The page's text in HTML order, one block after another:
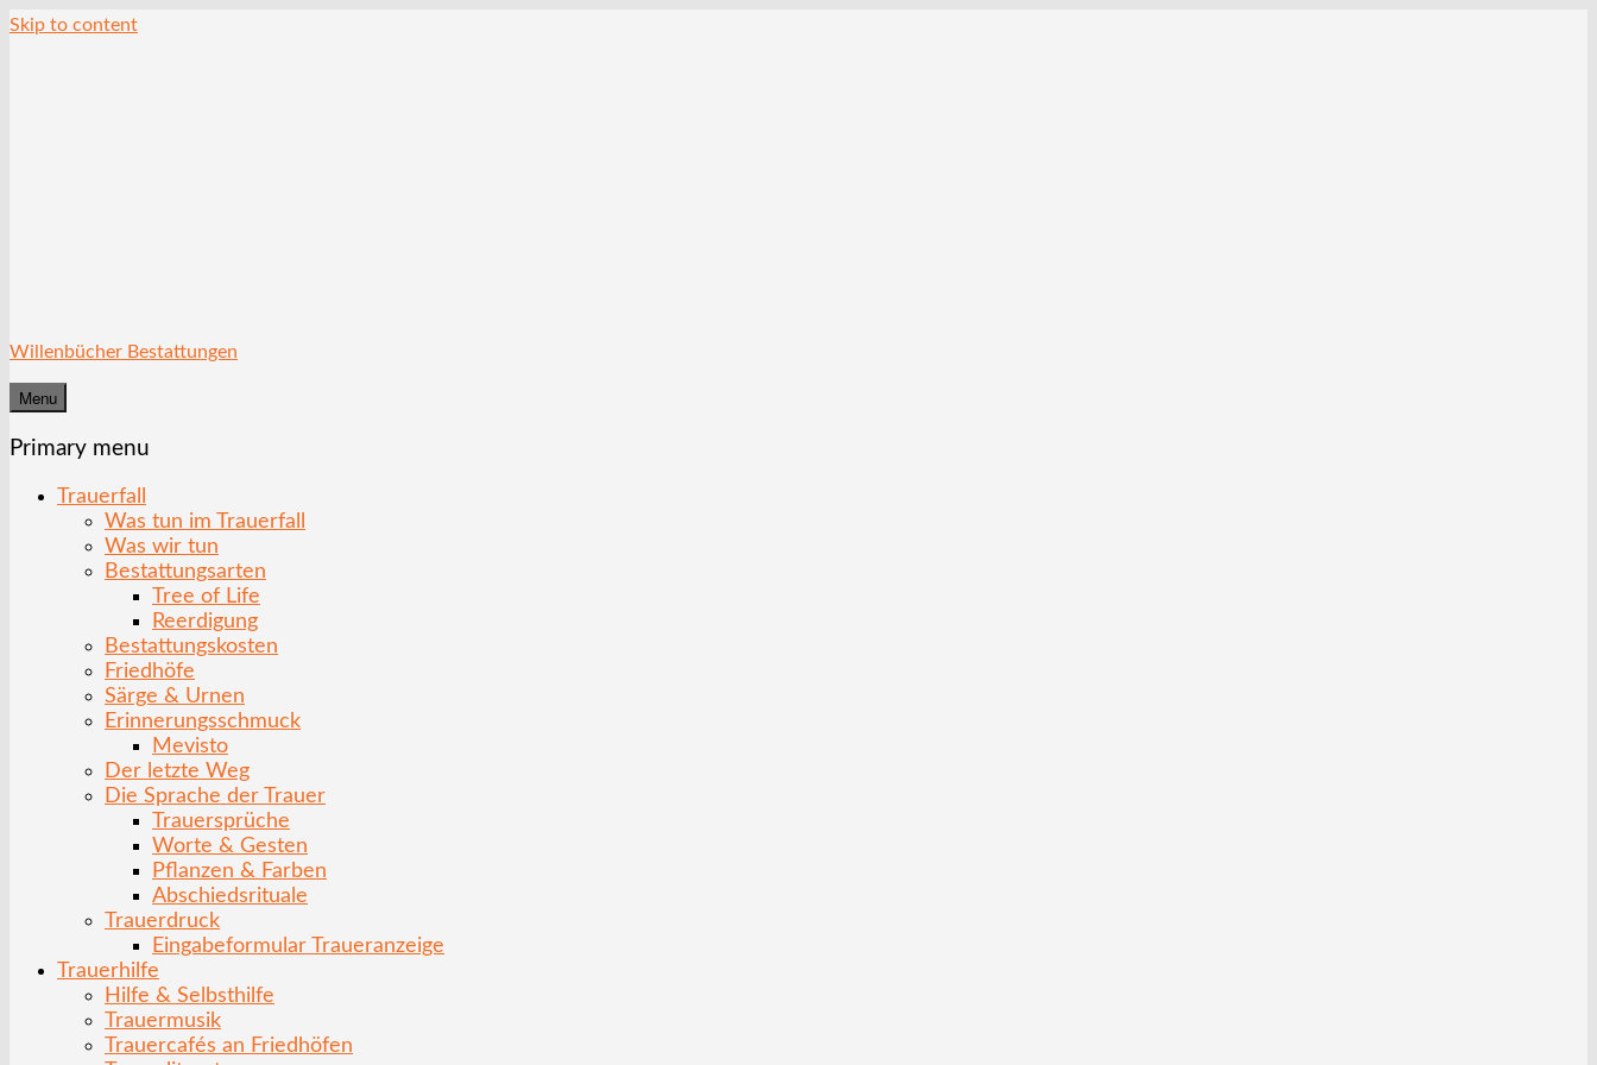
Skip to content
Willenbücher Bestattungen
Menu
Primary menu
Trauerfall
Was tun im Trauerfall
Was wir tun
Bestattungsarten
Tree of Life
Reerdigung
Bestattungskosten
Friedhöfe
Särge & Urnen
Erinnerungsschmuck
Mevisto
Der letzte Weg
Die Sprache der Trauer
Trauersprüche
Worte & Gesten
Pflanzen & Farben
Abschiedsrituale
Trauerdruck
Eingabeformular Traueranzeige
Trauerhilfe
Hilfe & Selbsthilfe
Trauermusik
Trauercafés an Friedhöfen